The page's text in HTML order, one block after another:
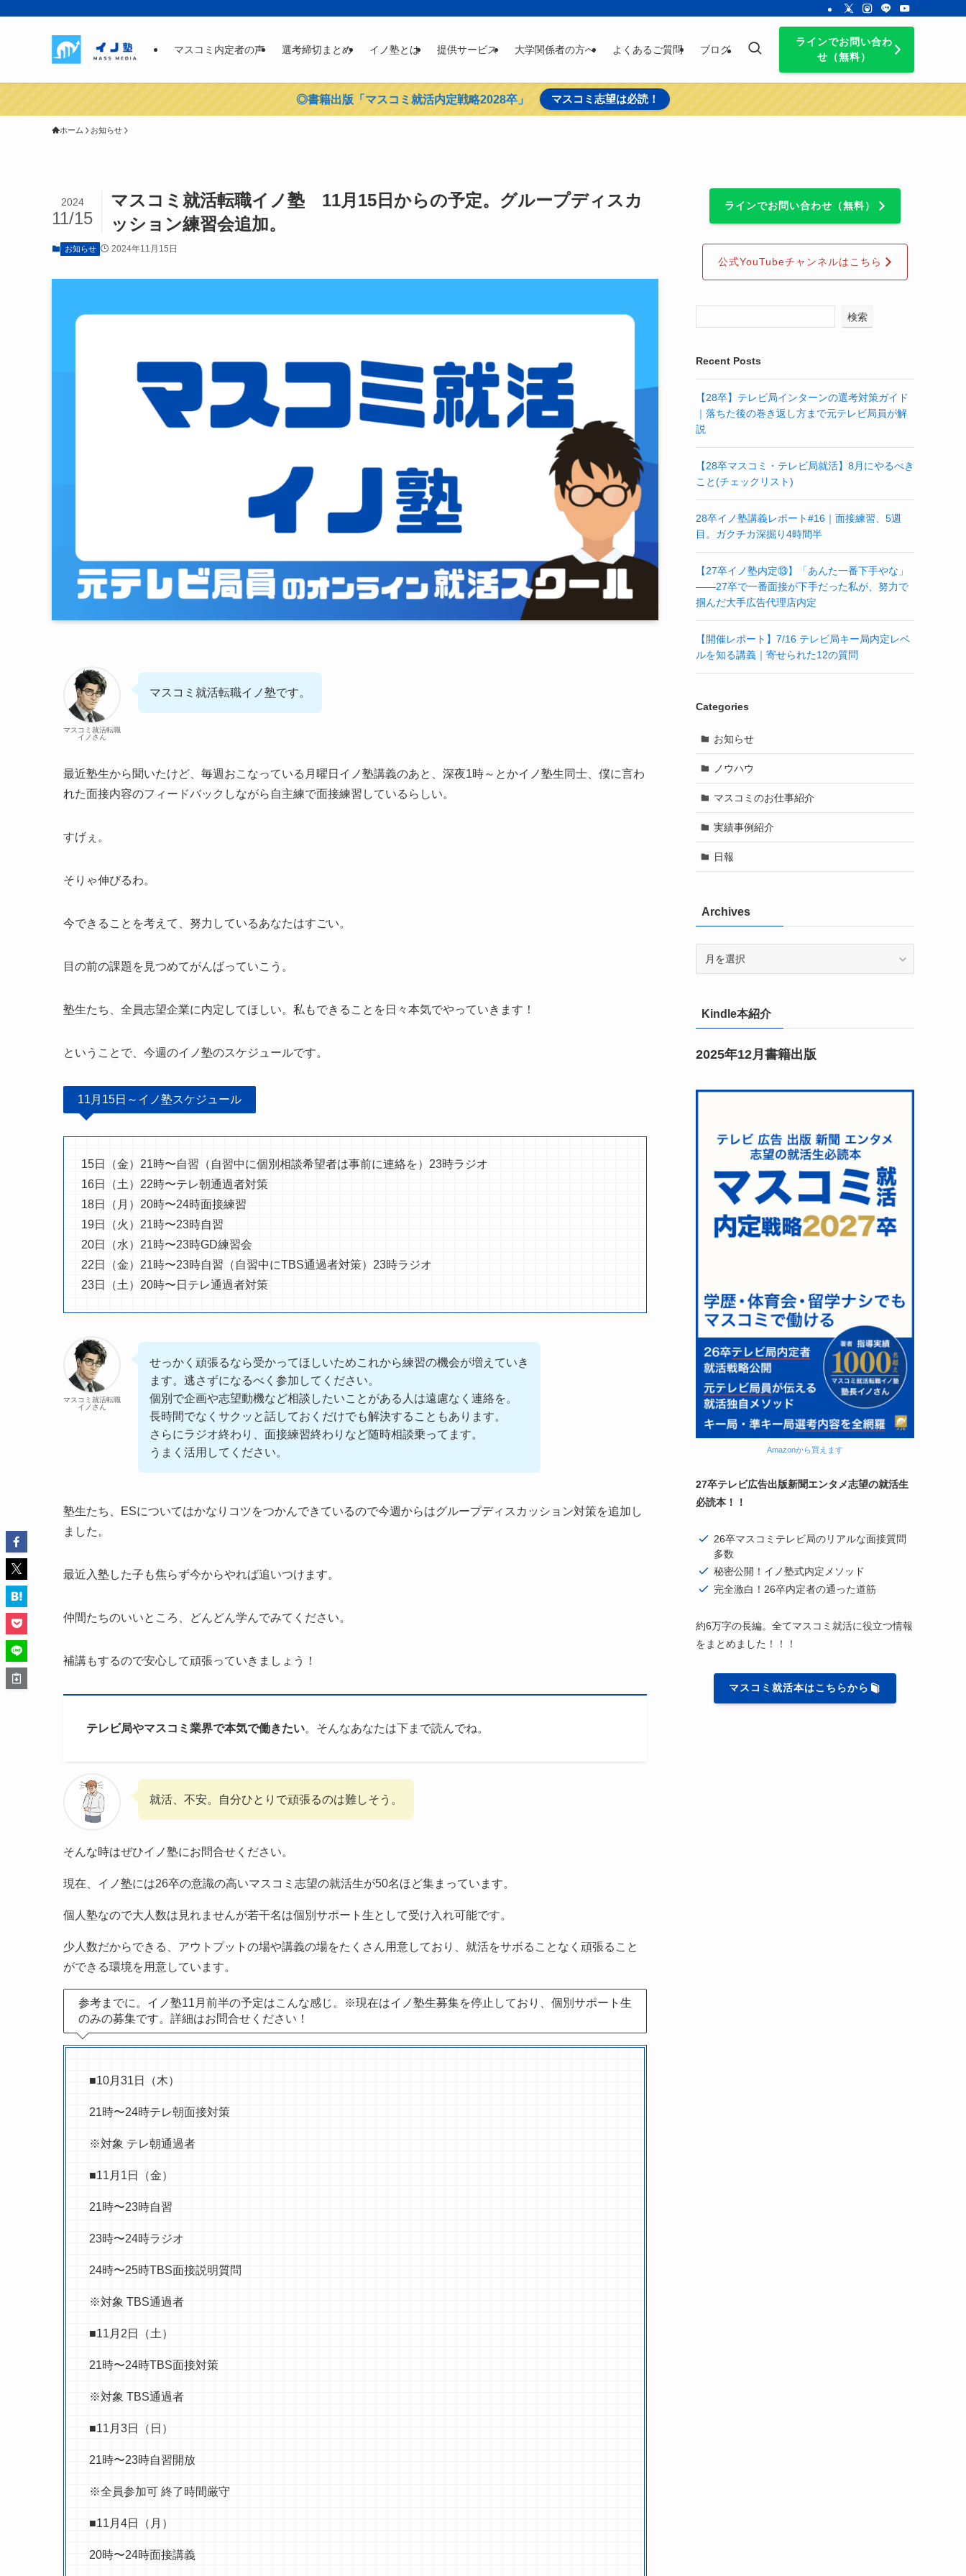
マスコミ内定者の声 選考締切まとめ イノ塾とは 提供サービス 大学関係者の方へ よくあるご質問 ブログ
ラインでお問い合わ
せ（無料）
◎書籍出版「マスコミ就活内定戦略2028卒」 マスコミ志望は必読！
ホーム お知らせ
マスコミ就活転職イノ塾 11月15日からの予定。グループディスカ
ッション練習会追加。
2024
11/15
お知らせ 2024年11月15日
マスコミ就活転職
イノさん
マスコミ就活転職イノ塾です。
最近塾生から聞いたけど、毎週おこなっている月曜日イノ塾講義のあと、深夜1時～とかイノ塾生同士、僕に言わ
れた面接内容のフィードバックしながら自主練で面接練習しているらしい。
すげぇ。
そりゃ伸びるわ。
今できることを考えて、努力しているあなたはすごい。
目の前の課題を見つめてがんばっていこう。
塾生たち、全員志望企業に内定してほしい。私もできることを日々本気でやっていきます！
ということで、今週のイノ塾のスケジュールです。
11月15日～イノ塾スケジュール
15日（金）21時〜自習（自習中に個別相談希望者は事前に連絡を）23時ラジオ
16日（土）22時〜テレ朝通過者対策
18日（月）20時〜24時面接練習
19日（火）21時〜23時自習
20日（水）21時〜23時GD練習会
22日（金）21時〜23時自習（自習中にTBS通過者対策）23時ラジオ
23日（土）20時〜日テレ通過者対策
マスコミ就活転職
イノさん
せっかく頑張るなら受かってほしいためこれから練習の機会が増えていき
ます。逃さずになるべく参加してください。
個別で企画や志望動機など相談したいことがある人は遠慮なく連絡を。
長時間でなくサクッと話しておくだけでも解決することもあります。
さらにラジオ終わり、面接練習終わりなど随時相談乗ってます。
うまく活用してください。
塾生たち、ESについてはかなりコツをつかんできているので今週からはグループディスカッション対策を追加し
ました。
最近入塾した子も焦らず今からやれば追いつけます。
仲間たちのいいところ、どんどん学んでみてください。
補講もするので安心して頑張っていきましょう！
テレビ局やマスコミ業界で本気で働きたい。そんなあなたは下まで読んでね。
就活、不安。自分ひとりで頑張るのは難しそう。
そんな時はぜひイノ塾にお問合せください。
現在、イノ塾には26卒の意識の高いマスコミ志望の就活生が50名ほど集まっています。
個人塾なので大人数は見れませんが若干名は個別サポート生として受け入れ可能です。
少人数だからできる、アウトプットの場や講義の場をたくさん用意しており、就活をサボることなく頑張ること
ができる環境を用意しています。
参考までに。イノ塾11月前半の予定はこんな感じ。※現在はイノ塾生募集を停止しており、個別サポート生
のみの募集です。詳細はお問合せください！
■10月31日（木）
21時〜24時テレ朝面接対策
※対象 テレ朝通過者
■11月1日（金）
21時〜23時自習
23時〜24時ラジオ
24時〜25時TBS面接説明質問
※対象 TBS通過者
■11月2日（土）
21時〜24時TBS面接対策
※対象 TBS通過者
■11月3日（日）
21時〜23時自習開放
※全員参加可 終了時間厳守
■11月4日（月）
20時〜24時面接講義
ラインでお問い合わせ（無料）
公式YouTubeチャンネルはこちら
検索
Recent Posts
【28卒】テレビ局インターンの選考対策ガイド
｜落ちた後の巻き返し方まで元テレビ局員が解
説
【28卒マスコミ・テレビ局就活】8月にやるべき
こと(チェックリスト)
28卒イノ塾講義レポート#16｜面接練習、5週
目。ガクチカ深掘り4時間半
【27卒イノ塾内定⑬】「あんた一番下手やな」
——27卒で一番面接が下手だった私が、努力で
掴んだ大手広告代理店内定
【開催レポート】7/16 テレビ局キー局内定レベ
ルを知る講義｜寄せられた12の質問
Categories
お知らせ
ノウハウ
マスコミのお仕事紹介
実績事例紹介
日報
Archives
Kindle本紹介
2025年12月書籍出版
Amazonから買えます
27卒テレビ広告出版新聞エンタメ志望の就活生
必読本！！
26卒マスコミテレビ局のリアルな面接質問
多数
秘密公開！イノ塾式内定メソッド
完全激白！26卒内定者の通った道筋
約6万字の長編。全てマスコミ就活に役立つ情報
をまとめました！！！
マスコミ就活本はこちらから